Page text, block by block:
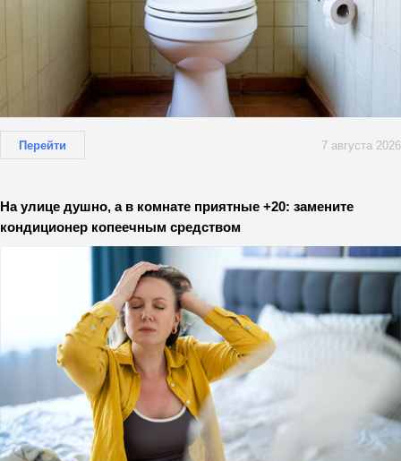
Перейти 7 августа 2026
На улице душно, а в комнате приятные +20: замените
кондиционер копеечным средством